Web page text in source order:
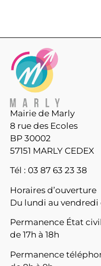
Mairie de Marly
8 rue des Ecoles
BP 30002
57151 MARLY CEDEX
Tél : 03 87 63 23 38
Horaires d’ouverture
Du lundi au vendredi
Permanence État civil
de 17h à 18h
Permanence